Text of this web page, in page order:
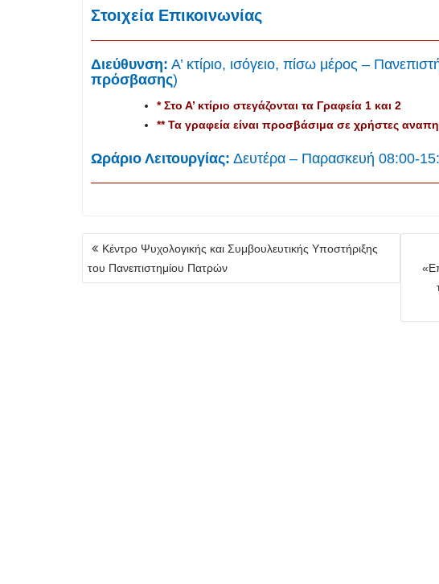
Στοιχεία Επικοινωνίας
Διεύθυνση: Α’ κτίριο, ισόγειο, πίσω μέρος –
πρόσβασης)
* Στο Α’ κτίριο στεγάζονται τα Γραφεία 1 και 2
** Τα γραφεία είναι προσβάσιμα σε χρήστες
Ωράριο Λειτουργίας: Δευτέρα – Παρασκευή 08:00-
Πλοήγηση
άρθρων
Κέντρο Ψυχολογικής και Συμβουλευτικής Υποστήριξης
του Πανεπιστημίου Πατρών